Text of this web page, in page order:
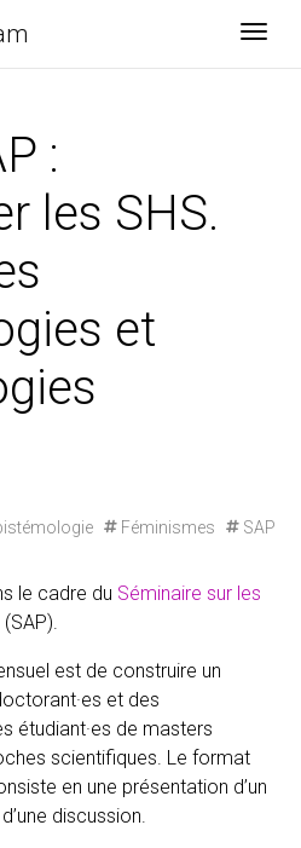
:
les SHS.
et
Féminismes SAP
le cadre du Séminaire sur les
(SAP).
est de construire un
et des
étudiant·es de masters
scientifiques. Le format
en une présentation d’un
discussion.